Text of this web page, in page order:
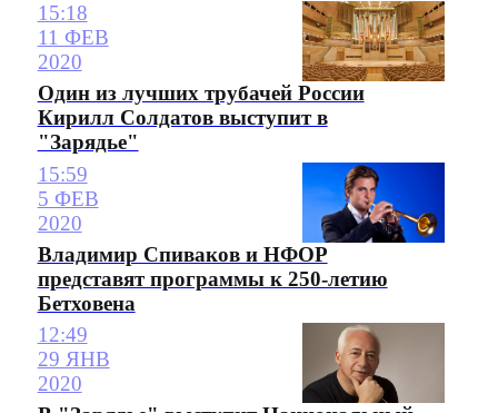
15:18
11 ФЕВ
2020
Один из лучших трубачей России
Кирилл Солдатов выступит в
"Зарядье"
15:59
5 ФЕВ
2020
Владимир Спиваков и НФОР
представят программы к 250-летию
Бетховена
12:49
29 ЯНВ
2020